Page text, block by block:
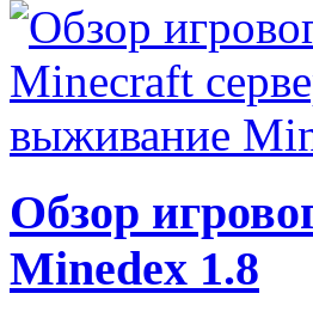
Обзор
Minedex 1.8